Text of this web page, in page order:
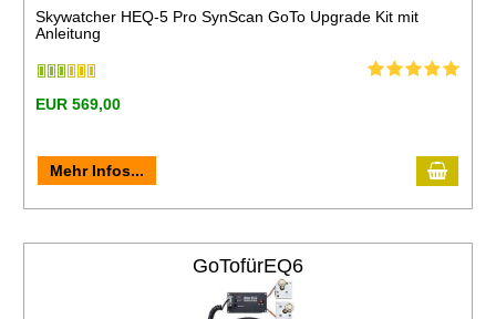
Skywatcher HEQ-5 Pro SynScan GoTo Upgrade Kit mit
Anleitung
EUR 569,00
Mehr Infos...
GoTofürEQ6